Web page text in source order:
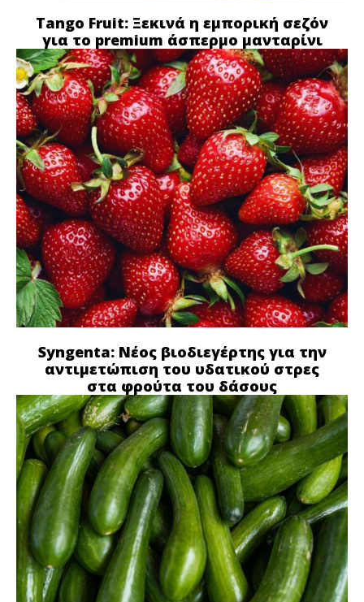
Tango Fruit: Ξεκινά η εμπορική σεζόν
για το premium άσπερμο μανταρίνι
Syngenta: Νέος βιοδιεγέρτης για την
αντιμετώπιση του υδατικού στρες
στα φρούτα του δάσους